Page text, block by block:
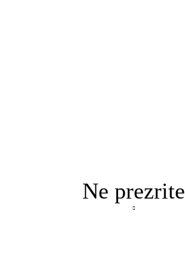
Ne prezrite